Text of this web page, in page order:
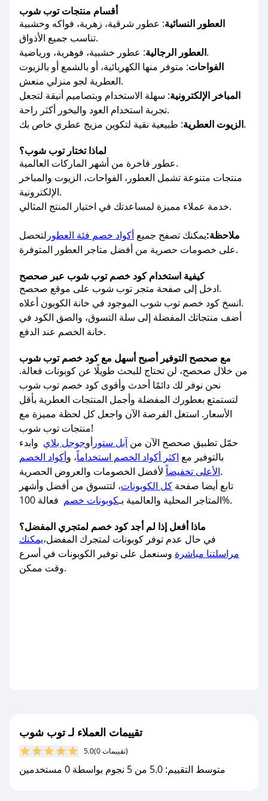
أقسام منتجات توب شوب
العطور النسائية: عطور شرقية، زهرية، فواكه وخشبية
تناسب جميع الأذواق.
العطور الرجالية: عطور خشبية، فوهرية، ورياضية.
الفواحات: متوفر منها الكهربائية، أو بالشمع أو بالزيوت
العطرية لجو منزلي منعش.
المباخر الإلكترونية: سهلة الاستخدام وبتصاميم أنيقة لتجعل
تجربة استخدام العود والبخور أكثر راحة.
الزيوت العطرية: طبيعية نقية لتكوين مزيج عطري خاص بك.
لماذا تختار توب شوب؟
عطور فاخرة من أشهر الماركات العالمية.
منتجات متنوعة تشمل العطور، الفواحات، الزيوت والمباخر
الإلكترونية.
خدمة عملاء مميزة لمساعدتك في اختيار المنتج المثالي.
ملاحظة:يمكنك تصفح جميع أكواد خصم فئة العطور لتحصل
على خصومات حصرية من أفضل متاجر العطور المتوفرة.
كيفية استخدام كود خصم توب شوب عبر صحصح
ادخل إلى صفحة متجر توب شوب على موقع صحصح.
انسخ كود خصم توب شوب الموجود في خانة الكوبون أعلاه.
أضف منتجاتك المفضلة إلى سلة التسوق، والصق الكود في
خانة الخصم عند الدفع.
مع صحصح التوفير أصبح أسهل مع كود خصم توب شوب
من خلال صحصح، لن تحتاج للبحث طويلًا عن كوبونات فعالة.
نحن نوفر لك دائمًا أحدث وأقوى كود خصم توب شوب
لتستمتع بعطورك المفضلة وأجمل المنتجات العطرية بأقل
الأسعار. استغل الفرصة الآن واجعل كل لحظة مميزة مع
منتجات توب شوب!
حمّل تطبيق صحصح الآن من آبل ستور أوجوجل بلاي وابدء
بالتوفير مع اكثر أكواد الخصم استخداماً، وأكواد الخصم
الأعلى تخفيضاًلأفضل الخصومات والعروض الحصرية.
تابع أيضا صفحة كل الكوبونات، لتتسوق من أفضل وأشهر
المتاجر المحلية والعالمية بـكوبونات خصم
فعالة 100%.
ماذا أفعل إذا لم أجد كود خصم لمتجري المفضل؟
في حال عدم توفر كوبونات لمتجرك المفضل،يمكنك
مراسلتنا مباشرة وسنعمل على توفير الكوبونات في أسرع
وقت ممكن.
تقييمات العملاء لـ توب شوب
5.0 (0 تقييمات)
متوسط التقييم: 5.0 من 5 نجوم بواسطة 0 مستخدمين